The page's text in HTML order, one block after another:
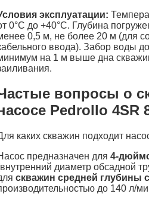
эксплуатации:
0°C до +40°C. Глубина
0,5 м, не более 20 м (для
ввода). Забор воды
на 1 м выше дна
вопросы о
Pedrollo 4SR
каких скважин подходит
предназначен для 4-
диаметр обсадной
скважин средней глубины
до 140 л/